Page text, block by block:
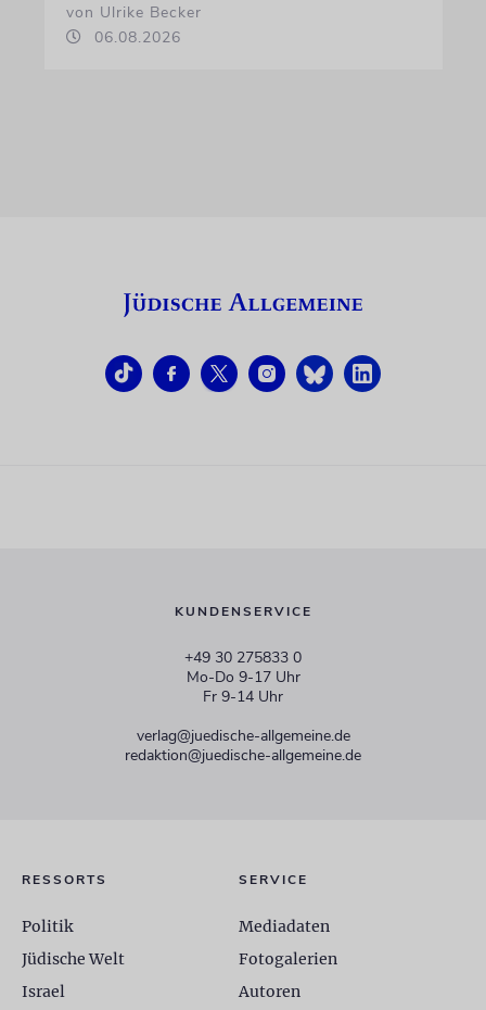
von Ulrike Becker
06.08.2026
KUNDENSERVICE
+49 30 275833 0
Mo-Do 9-17 Uhr
Fr 9-14 Uhr
verlag@juedische-allgemeine.de
redaktion@juedische-allgemeine.de
RESSORTS
Politik
Jüdische Welt
Israel
SERVICE
Mediadaten
Fotogalerien
Autoren